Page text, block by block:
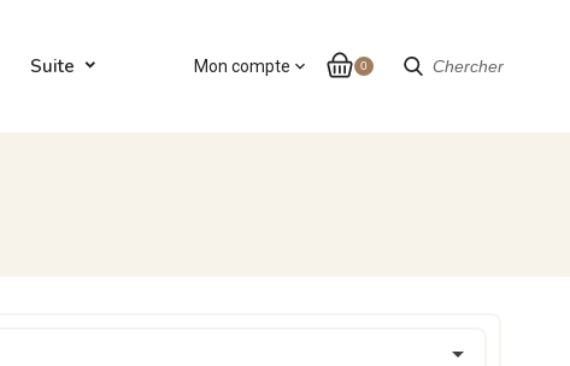
Chercher
Suite 0
Mon compte expand_more
